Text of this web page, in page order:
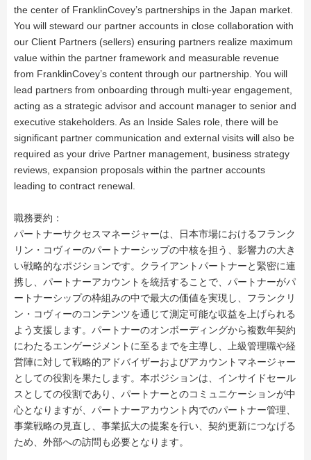
the center of FranklinCovey’s partnerships in the Japan market.
You will steward our partner accounts in close collaboration with
our Client Partners (sellers) ensuring partners realize maximum
value within the partner framework and measurable revenue
from FranklinCovey’s content through our partnership. You will
lead partners from onboarding through multi-year engagement,
acting as a strategic advisor and account manager to senior and
executive stakeholders. As an Inside Sales role, there will be
significant partner communication and external visits will also be
required as your drive Partner management, business strategy
reviews, expansion proposals within the partner accounts
leading to contract renewal.
職務要約：
パートナーサクセスマネージャーは、日本市場におけるフランク
リン・コヴィーのパートナーシップの中核を担う、影響力の大き
い戦略的なポジションです。クライアントパートナーと緊密に連
携し、パートナーアカウントを統括することで、パートナーがパ
ートナーシップの枠組みの中で最大の価値を実現し、フランクリ
ン・コヴィーのコンテンツを通じて測定可能な収益を上げられる
よう支援します。パートナーのオンボーディングから複数年契約
にわたるエンゲージメントに至るまでを主導し、上級管理職や経
営陣に対して戦略的アドバイザーおよびアカウントマネージャー
としての役割を果たします。本ポジションは、インサイドセール
スとしての役割であり、パートナーとのコミュニケーションが中
心となりますが、パートナーアカウント内でのパートナー管理、
事業戦略の見直し、事業拡大の提案を行い、契約更新につなげる
ため、外部への訪問も必要となります。